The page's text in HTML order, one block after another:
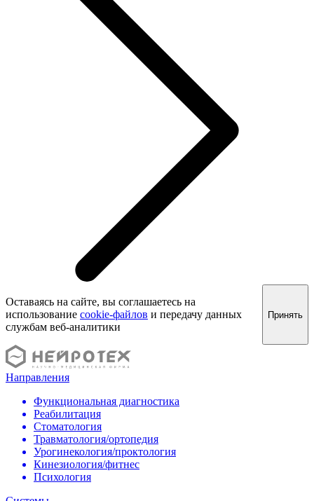
Оставаясь на сайте, вы соглашаетесь на
использование cookie-файлов и передачу данных
службам веб-аналитики
Принять
Направления
Функциональная диагностика
Реабилитация
Стоматология
Травматология/ортопедия
Урогинекология/проктология
Кинезиология/фитнес
Психология